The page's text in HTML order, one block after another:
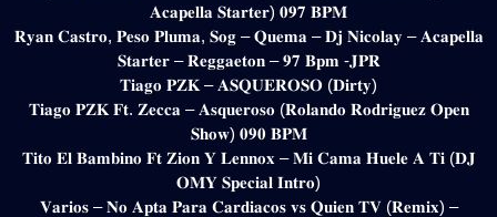
𝐀𝐜𝐚𝐩𝐞𝐥𝐥𝐚 𝐒𝐭𝐚𝐫𝐭𝐞𝐫) 𝟎𝟗𝟕 𝐁𝐏𝐌
𝐑𝐲𝐚𝐧 𝐂𝐚𝐬𝐭𝐫𝐨, 𝐏𝐞𝐬𝐨 𝐏𝐥𝐮𝐦𝐚, 𝐒𝐨𝐠 – 𝐐𝐮𝐞𝐦𝐚 – 𝐃𝐣 𝐍𝐢𝐜𝐨𝐥𝐚𝐲 – 𝐀𝐜𝐚𝐩𝐞𝐥𝐥𝐚
𝐒𝐭𝐚𝐫𝐭𝐞𝐫 – 𝐑𝐞𝐠𝐠𝐚𝐞𝐭𝐨𝐧 – 𝟗𝟕 𝐁𝐩𝐦 -𝐉𝐏𝐑
𝐓𝐢𝐚𝐠𝐨 𝐏𝐙𝐊 – 𝐀𝐒𝐐𝐔𝐄𝐑𝐎𝐒𝐎 (𝐃𝐢𝐫𝐭𝐲)
𝐓𝐢𝐚𝐠𝐨 𝐏𝐙𝐊 𝐅𝐭. 𝐙𝐞𝐜𝐜𝐚 – 𝐀𝐬𝐪𝐮𝐞𝐫𝐨𝐬𝐨 (𝐑𝐨𝐥𝐚𝐧𝐝𝐨 𝐑𝐨𝐝𝐫𝐢𝐠𝐮𝐞𝐳 𝐎𝐩𝐞𝐧
𝐒𝐡𝐨𝐰) 𝟎𝟗𝟎 𝐁𝐏𝐌
𝐓𝐢𝐭𝐨 𝐄𝐥 𝐁𝐚𝐦𝐛𝐢𝐧𝐨 𝐅𝐭 𝐙𝐢𝐨𝐧 𝐘 𝐋𝐞𝐧𝐧𝐨𝐱 – 𝐌𝐢 𝐂𝐚𝐦𝐚 𝐇𝐮𝐞𝐥𝐞 𝐀 𝐓𝐢 (𝐃𝐉
𝐎𝐌𝐘 𝐒𝐩𝐞𝐜𝐢𝐚𝐥 𝐈𝐧𝐭𝐫𝐨)
𝐕𝐚𝐫𝐢𝐨𝐬 – 𝐍𝐨 𝐀𝐩𝐭𝐚 𝐏𝐚𝐫𝐚 𝐂𝐚𝐫𝐝𝐢𝐚𝐜𝐨𝐬 𝐯𝐬 𝐐𝐮𝐢𝐞𝐧 𝐓𝐕 (𝐑𝐞𝐦𝐢𝐱) –